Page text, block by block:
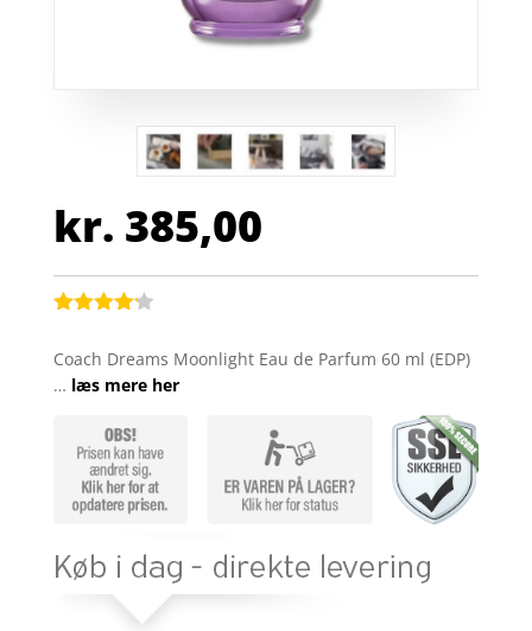
kr. 385,00
ud af 5
baseret
mmelser
Coach Dreams Moonlight Eau de Parfum 60 ml (EDP)
… læs mere her